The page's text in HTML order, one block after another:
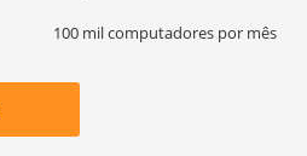
100 mil computadores por mês